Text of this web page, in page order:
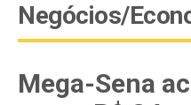
Negócios/
Mega-Sena